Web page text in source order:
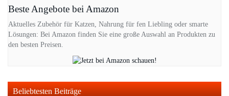
Beste Angebote bei Amazon
Aktuelles Zubehör für Katzen, Nahrung für fen Liebling oder smarte
Lösungen: Bei Amazon finden Sie eine große Auswahl an Produkten zu
den besten Preisen.
Beliebtesten Beiträge